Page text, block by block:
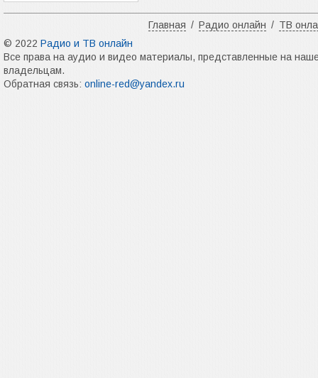
Главная / Радио онлайн / ТВ
© 2022 Радио и ТВ онлайн
Все права на аудио и видео материалы, представленные на
владельцам.
Обратная связь: online-red@yandex.ru